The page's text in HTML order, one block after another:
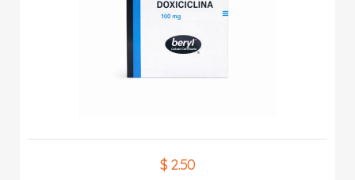
$ 2.50